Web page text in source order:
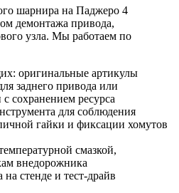
шарнира на Паджеро 4
демонтажа привода,
узла. Мы работаем по
оригинальные артикулы
заднего привода или
сохранением ресурса
для соблюдения
гайки и фиксации хомутов
смазкой,
внедорожника
на стенде и тест-драйв